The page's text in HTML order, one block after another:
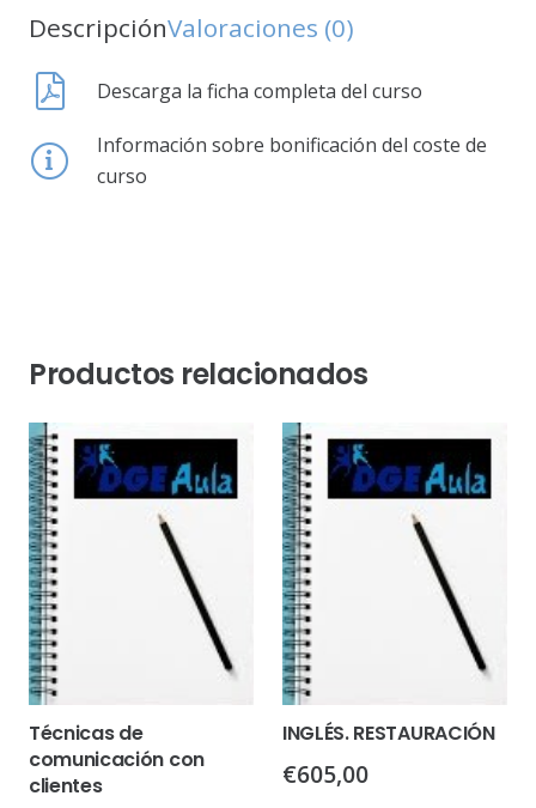
DescripciónValoraciones (0)
Descarga la ficha completa del curso
Información sobre bonificación del coste de
curso
Productos relacionados
Técnicas de
comunicación con
clientes
INGLÉS. RESTAURACIÓN
€605,00